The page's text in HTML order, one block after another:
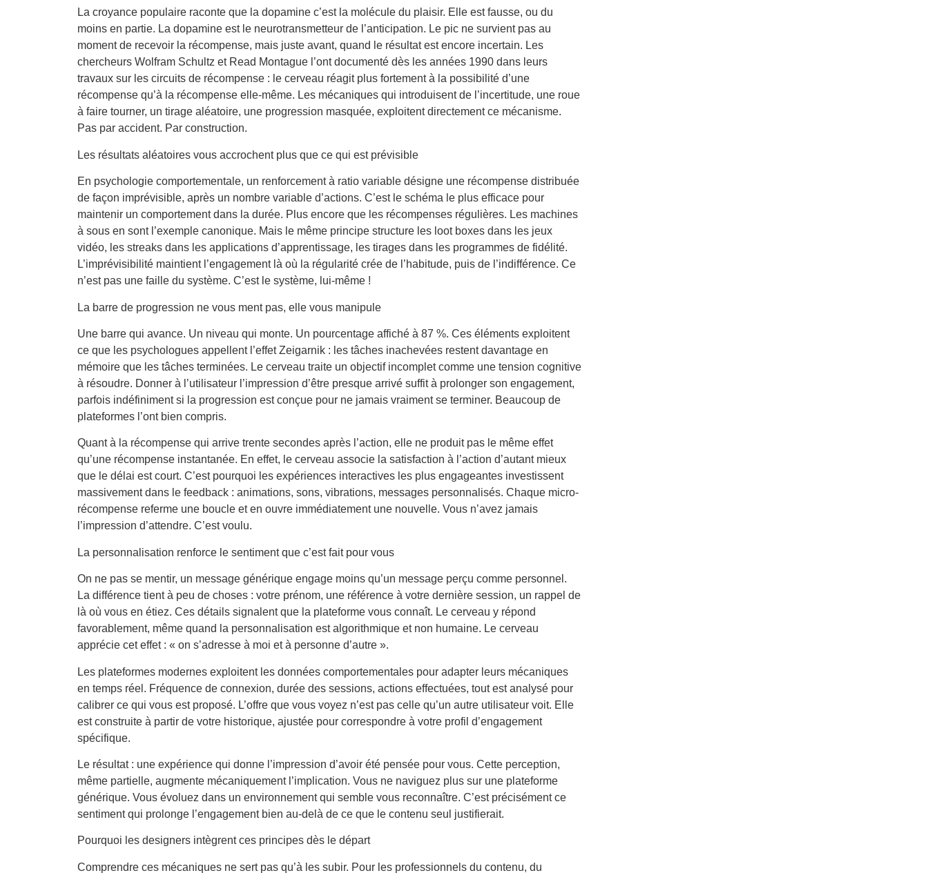
La croyance populaire raconte que la dopamine c’est la molécule du plaisir. Elle est fausse, ou du
moins en partie. La dopamine est le neurotransmetteur de l’anticipation. Le pic ne survient pas au
moment de recevoir la récompense, mais juste avant, quand le résultat est encore incertain. Les
chercheurs Wolfram Schultz et Read Montague l’ont documenté dès les années 1990 dans leurs
travaux sur les circuits de récompense : le cerveau réagit plus fortement à la possibilité d’une
récompense qu’à la récompense elle-même. Les mécaniques qui introduisent de l’incertitude, une roue
à faire tourner, un tirage aléatoire, une progression masquée, exploitent directement ce mécanisme.
Pas par accident. Par construction.
Les résultats aléatoires vous accrochent plus que ce qui est prévisible
En psychologie comportementale, un renforcement à ratio variable désigne une récompense distribuée
de façon imprévisible, après un nombre variable d’actions. C’est le schéma le plus efficace pour
maintenir un comportement dans la durée. Plus encore que les récompenses régulières. Les machines
à sous en sont l’exemple canonique. Mais le même principe structure les loot boxes dans les jeux
vidéo, les streaks dans les applications d’apprentissage, les tirages dans les programmes de fidélité.
L’imprévisibilité maintient l’engagement là où la régularité crée de l’habitude, puis de l’indifférence. Ce
n’est pas une faille du système. C’est le système, lui-même !
La barre de progression ne vous ment pas, elle vous manipule
Une barre qui avance. Un niveau qui monte. Un pourcentage affiché à 87 %. Ces éléments exploitent
ce que les psychologues appellent l’effet Zeigarnik : les tâches inachevées restent davantage en
mémoire que les tâches terminées. Le cerveau traite un objectif incomplet comme une tension cognitive
à résoudre. Donner à l’utilisateur l’impression d’être presque arrivé suffit à prolonger son engagement,
parfois indéfiniment si la progression est conçue pour ne jamais vraiment se terminer. Beaucoup de
plateformes l’ont bien compris.
Quant à la récompense qui arrive trente secondes après l’action, elle ne produit pas le même effet
qu’une récompense instantanée. En effet, le cerveau associe la satisfaction à l’action d’autant mieux
que le délai est court. C’est pourquoi les expériences interactives les plus engageantes investissent
massivement dans le feedback : animations, sons, vibrations, messages personnalisés. Chaque micro-
récompense referme une boucle et en ouvre immédiatement une nouvelle. Vous n’avez jamais
l’impression d’attendre. C’est voulu.
La personnalisation renforce le sentiment que c’est fait pour vous
On ne pas se mentir, un message générique engage moins qu’un message perçu comme personnel.
La différence tient à peu de choses : votre prénom, une référence à votre dernière session, un rappel de
là où vous en étiez. Ces détails signalent que la plateforme vous connaît. Le cerveau y répond
favorablement, même quand la personnalisation est algorithmique et non humaine. Le cerveau
apprécie cet effet : « on s’adresse à moi et à personne d’autre ».
Les plateformes modernes exploitent les données comportementales pour adapter leurs mécaniques
en temps réel. Fréquence de connexion, durée des sessions, actions effectuées, tout est analysé pour
calibrer ce qui vous est proposé. L’offre que vous voyez n’est pas celle qu’un autre utilisateur voit. Elle
est construite à partir de votre historique, ajustée pour correspondre à votre profil d’engagement
spécifique.
Le résultat : une expérience qui donne l’impression d’avoir été pensée pour vous. Cette perception,
même partielle, augmente mécaniquement l’implication. Vous ne naviguez plus sur une plateforme
générique. Vous évoluez dans un environnement qui semble vous reconnaître. C’est précisément ce
sentiment qui prolonge l’engagement bien au-delà de ce que le contenu seul justifierait.
Pourquoi les designers intègrent ces principes dès le départ
Comprendre ces mécaniques ne sert pas qu’à les subir. Pour les professionnels du contenu, du